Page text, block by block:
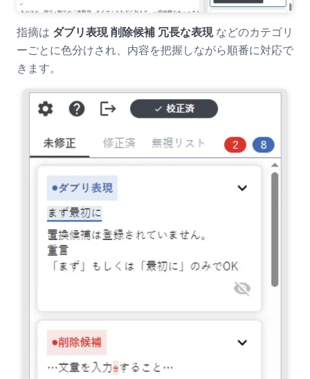
指摘は ダブリ表現 削除候補 冗長な表現などのカテゴリ
ーごとに色分けされ、内容を把握しながら順番に対応で
きます。